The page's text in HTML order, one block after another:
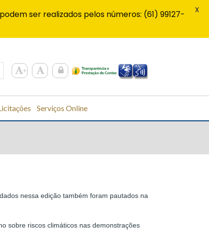
Serviços Online
nessa edição também foram pautados na
sobre riscos climáticos nas demonstrações
ser realizados pelos números: (61) 99127-
X